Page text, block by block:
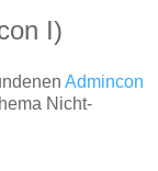
I)
Admincon
Nicht-